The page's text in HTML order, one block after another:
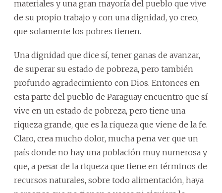
materiales y una gran mayoría del pueblo que vive
de su propio trabajo y con una dignidad, yo creo,
que solamente los pobres tienen.
Una dignidad que dice sí, tener ganas de avanzar,
de superar su estado de pobreza, pero también
profundo agradecimiento con Dios. Entonces en
esta parte del pueblo de Paraguay encuentro que sí
vive en un estado de pobreza, pero tiene una
riqueza grande, que es la riqueza que viene de la fe.
Claro, crea mucho dolor, mucha pena ver que un
país donde no hay una población muy numerosa y
que, a pesar de la riqueza que tiene en términos de
recursos naturales, sobre todo alimentación, haya